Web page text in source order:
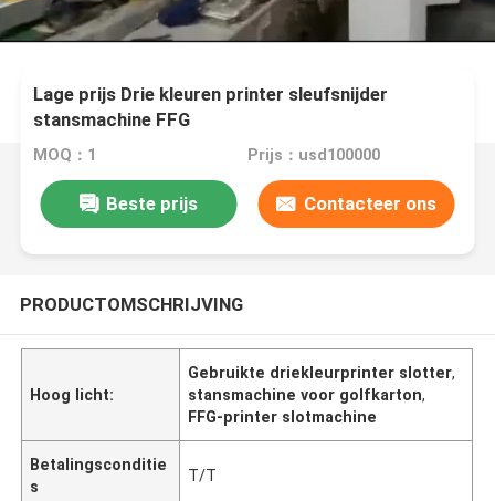
Lage prijs Drie kleuren printer sleufsnijder
stansmachine FFG
MOQ：1 Prijs：usd100000
Beste prijs Contacteer ons
PRODUCTOMSCHRIJVING
Hoog licht:
Gebruikte driekleurprinter slotter,
stansmachine voor golfkarton,
FFG-printer slotmachine
Betalingsconditie
s
T/T